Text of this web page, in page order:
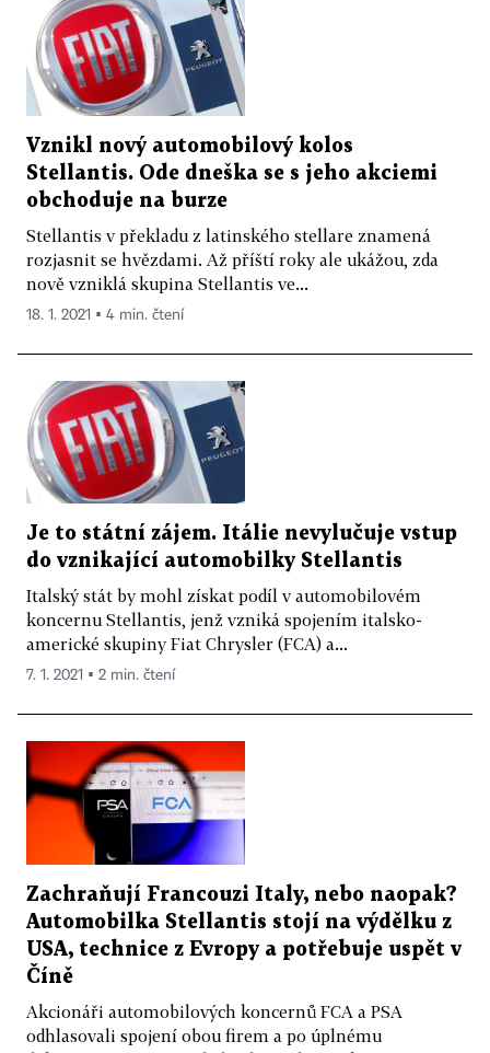
Vznikl nový automobilový kolos
Stellantis. Ode dneška se s jeho akciemi
obchoduje na burze
Stellantis v překladu z latinského stellare znamená
rozjasnit se hvězdami. Až příští roky ale ukážou, zda
nově vzniklá skupina Stellantis ve...
18. 1. 2021 ▪ 4 min. čtení
Je to státní zájem. Itálie nevylučuje vstup
do vznikající automobilky Stellantis
Italský stát by mohl získat podíl v automobilovém
koncernu Stellantis, jenž vzniká spojením italsko-
americké skupiny Fiat Chrysler (FCA) a...
7. 1. 2021 ▪ 2 min. čtení
Zachraňují Francouzi Italy, nebo naopak?
Automobilka Stellantis stojí na výdělku z
USA, technice z Evropy a potřebuje uspět v
Číně
Akcionáři automobilových koncernů FCA a PSA
odhlasovali spojení obou firem a po úplnému